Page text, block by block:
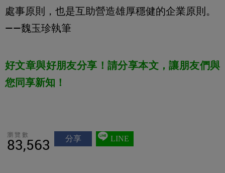
處事原則，也是互助營造雄厚穩健的企業原則。
——魏玉珍執筆
好文章與好朋友分享！請分享本文，讓朋友們與
您同享新知！
瀏覽數
83,563 分享 LINE